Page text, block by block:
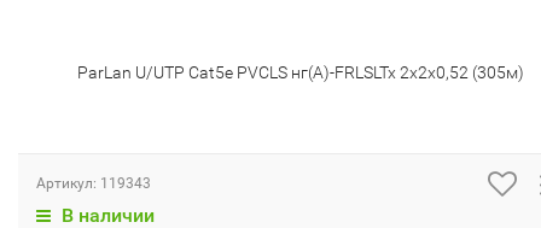
ParLan U/UTP Cat5e PVCLS нг(А)-FRLSLTx 2х2х0,52 (305м)
Артикул: 119343
В наличии